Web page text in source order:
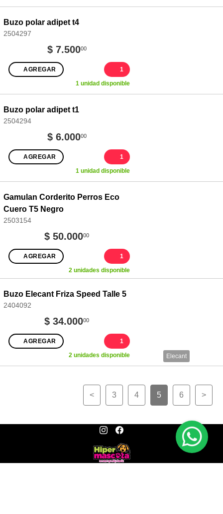
Buzo polar adipet t4
2504297
$ 7.50000
1
AGREGAR
1 unidad disponible
Buzo polar adipet t1
2504294
$ 6.00000
1
AGREGAR
1 unidad disponible
Gamulan Corderito Perros Eco
Cuero T5 Negro
2503154
$ 50.00000
1
AGREGAR
2 unidades disponible
Elecant
Buzo Elecant Friza Speed Talle 5
2404092
$ 34.00000
1
AGREGAR
2 unidades disponible
< 3 4 5 6 >